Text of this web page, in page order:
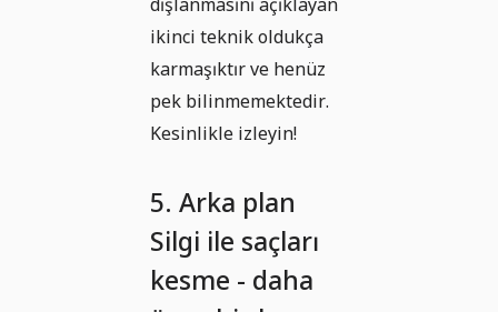
ikinci teknik oldukça
karmaşıktır ve henüz
pek bilinmemektedir.
Kesinlikle izleyin!
5. Arka plan
Silgi ile saçları
kesme - daha